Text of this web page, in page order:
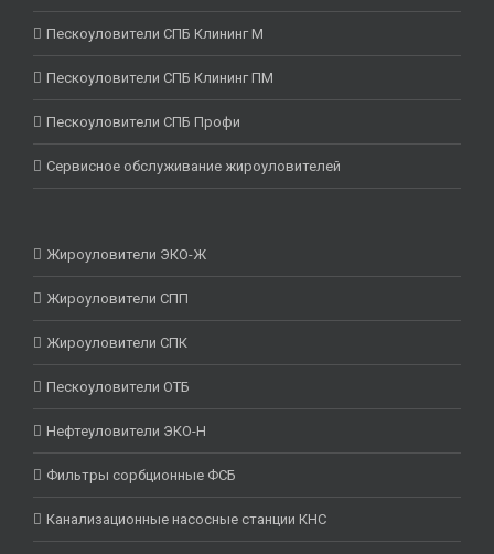
Пескоуловители СПБ Клининг М
Пескоуловители СПБ Клининг ПМ
Пескоуловители СПБ Профи
Сервисное обслуживание жироуловителей
Жироуловители ЭКО-Ж
Жироуловители СПП
Жироуловители СПК
Пескоуловители ОТБ
Нефтеуловители ЭКО-Н
Фильтры сорбционные ФСБ
Канализационные насосные станции КНС